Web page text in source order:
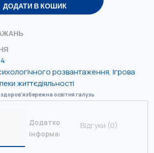
ДОДАТИ В КОШИК
розвантаження, Ігрова
життєдіяльності
освітня галузь
Додаткова
інформація
Відгуки (0)